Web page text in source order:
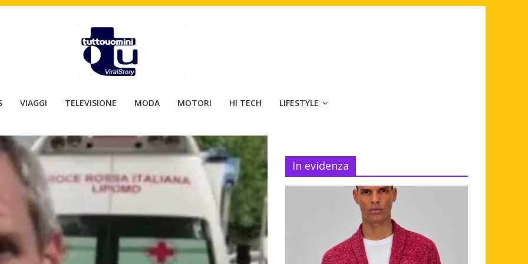
VIAGGI TELEVISIONE MODA MOTORI HI TECH LIFESTYLE
In evidenza